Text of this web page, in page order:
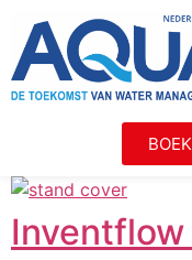
Inventflow